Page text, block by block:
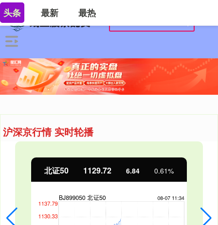
沪深京行情 实时轮播
北证50 1129.72 6.84 0.61%
头条 最新 最热